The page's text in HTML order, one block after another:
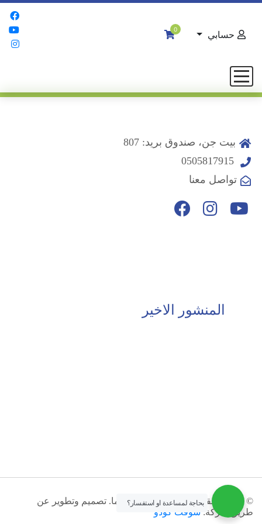
حسابي 0
بيت جن، صندوق بريد: 807
تواصل معنا
المنشور الاخير
© جميع الحقوق محفوظة لمعهد إنيجما. تصميم وتطوير عن
طريق شركة: سوفت كودو
بحاجة لمساعدة او استفسار؟